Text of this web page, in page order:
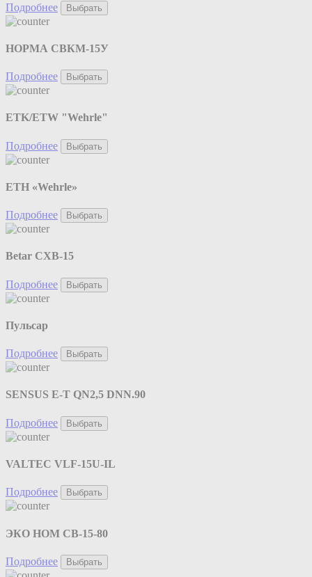
Подробнее Выбрать
НОРМА СВКМ-15У
Подробнее Выбрать
ETK/ETW "Wehrle"
Подробнее Выбрать
ETH «Wehrle»
Подробнее Выбрать
Betar СХВ-15
Подробнее Выбрать
Пульсар
Подробнее Выбрать
SENSUS E-T QN2,5 DNN.90
Подробнее Выбрать
VALTEC VLF-15U-IL
Подробнее Выбрать
ЭКО НОМ СВ-15-80
Подробнее Выбрать